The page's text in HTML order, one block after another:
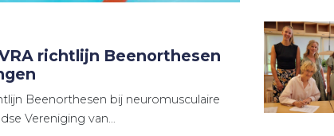
richtlijn Beenorthesen
Beenorthesen bij neuromusculaire
Vereniging van…